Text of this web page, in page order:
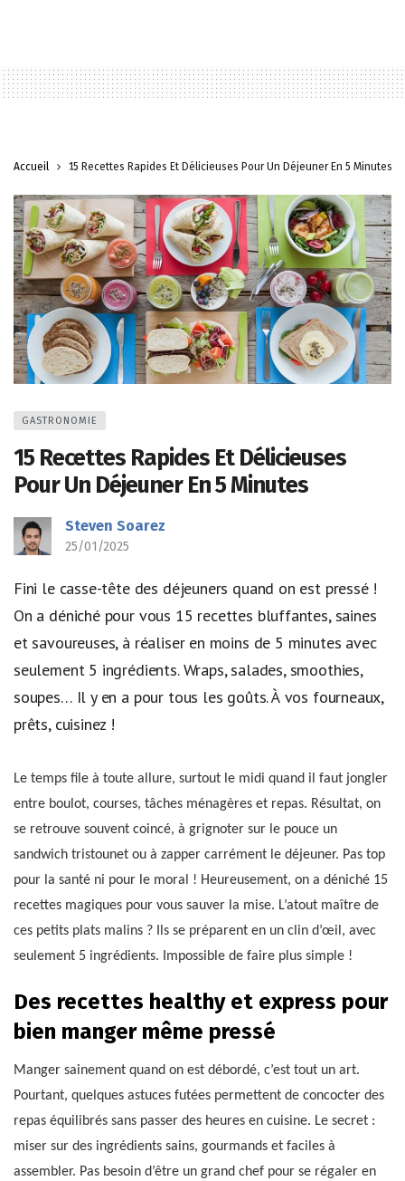
Accueil 15 Recettes Rapides Et Délicieuses Pour Un Déjeuner En 5 Minutes
GASTRONOMIE
15 Recettes Rapides Et Délicieuses
Pour Un Déjeuner En 5 Minutes
Steven Soarez
25/01/2025
Fini le casse-tête des déjeuners quand on est pressé !
On a déniché pour vous 15 recettes bluffantes, saines
et savoureuses, à réaliser en moins de 5 minutes avec
seulement 5 ingrédients. Wraps, salades, smoothies,
soupes… Il y en a pour tous les goûts. À vos fourneaux,
prêts, cuisinez !
Le temps file à toute allure, surtout le midi quand il faut jongler
entre boulot, courses, tâches ménagères et repas. Résultat, on
se retrouve souvent coincé, à grignoter sur le pouce un
sandwich tristounet ou à zapper carrément le déjeuner. Pas top
pour la santé ni pour le moral ! Heureusement, on a déniché 15
recettes magiques pour vous sauver la mise. L’atout maître de
ces petits plats malins ? Ils se préparent en un clin d’œil, avec
seulement 5 ingrédients. Impossible de faire plus simple !
Des recettes healthy et express pour
bien manger même pressé
Manger sainement quand on est débordé, c’est tout un art.
Pourtant, quelques astuces futées permettent de concocter des
repas équilibrés sans passer des heures en cuisine. Le secret :
miser sur des ingrédients sains, gourmands et faciles à
assembler. Pas besoin d’être un grand chef pour se régaler en